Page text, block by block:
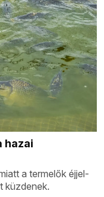
hazai
a termelők éjjel-
küzdenek.